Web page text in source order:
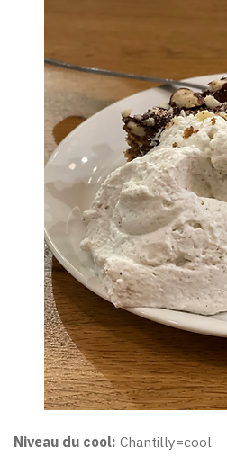
Niveau du cool: Chantilly=cool